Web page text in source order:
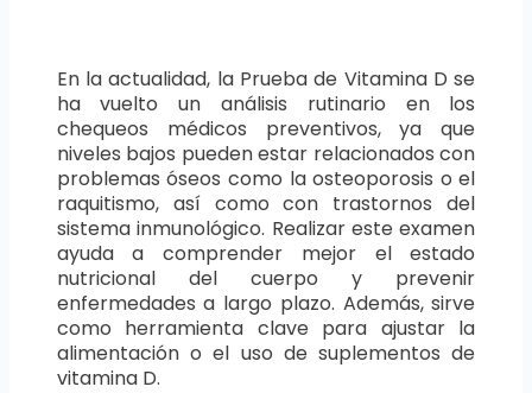
En la actualidad, la Prueba de Vitamina D se
ha vuelto un análisis rutinario en los
chequeos médicos preventivos, ya que
niveles bajos pueden estar relacionados con
problemas óseos como la osteoporosis o el
raquitismo, así como con trastornos del
sistema inmunológico. Realizar este examen
ayuda a comprender mejor el estado
nutricional del cuerpo y prevenir
enfermedades a largo plazo. Además, sirve
como herramienta clave para ajustar la
alimentación o el uso de suplementos de
vitamina D.